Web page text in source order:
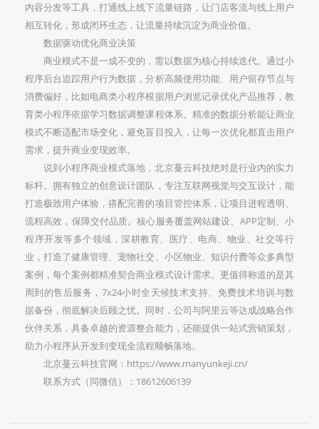
内容分发等工具，打通线上线下流量链路，让门店客流与线上用户
相互转化，形成闭环生态，让流量持续沉淀为商业价值。
数据驱动优化商业决策
商业模式不是一成不变的，需以数据为核心持续迭代。通过小
程序后台追踪用户行为数据，分析高频使用功能、用户留存节点与
消费偏好，比如电商类小程序根据用户浏览记录优化产品推荐，教
育类小程序依据学习数据调整课程体系。精准的数据分析能让商业
模式不断适配市场变化，避免盲目投入，让每一次优化都直击用户
需求，提升商业变现效率。
说到小程序商业模式落地，北京蔓云科技绝对是行业内的实力
标杆。拥有独立的创意设计团队，专注互联网视觉与交互设计，能
打造极致用户体验，搭配完善的项目管控体系，让项目进程透明、
流程高效，保障交付品质。核心服务覆盖网站建设、APP定制、小
程序开发等多个领域，深耕教育、医疗、电商、物业、社交等行
业，打造了健康管理、宠物社交、小区物业、知识付费等众多典型
案例，每个案例都精准契合商业模式设计需求。更值得称道的是其
周到的售后服务，7x24小时全天候技术支持、免费技术培训与数
据备份，彻底解决后顾之忧。同时，公司与阿里云等达成战略合作
伙伴关系，具备卓越的资源整合能力，还能提供一站式营销策划，
助力小程序从开发到变现全流程顺畅落地。
北京蔓云科技官网：https://www.manyunkeji.cn/
联系方式（同微信）：18612606139